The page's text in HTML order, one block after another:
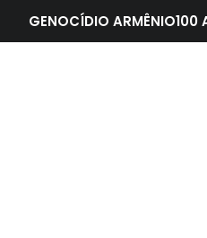
para
GENOCÍDIO ARMÊNIO100